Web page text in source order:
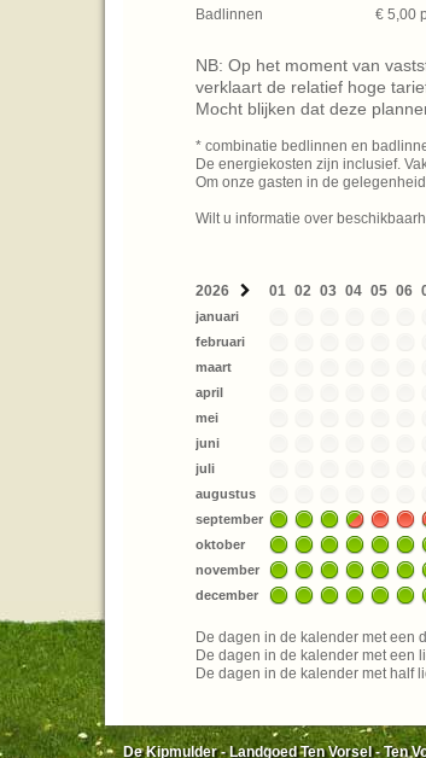
Badlinnen € 5,00
NB: Op het moment van
verklaart de relatief hoge
Mocht blijken dat deze
* combinatie bedlinnen en
De energiekosten zijn inclusief.
Om onze gasten in de
Wilt u informatie over
2026 01 02 03 04 05 06
januari
februari
maart
april
mei
juni
juli
augustus
september
oktober
november
december
De dagen in de kalender met een
De dagen in de kalender met een
De dagen in de kalender met half
De Kipmulder - Landgoed Ten Vorsel - Ten